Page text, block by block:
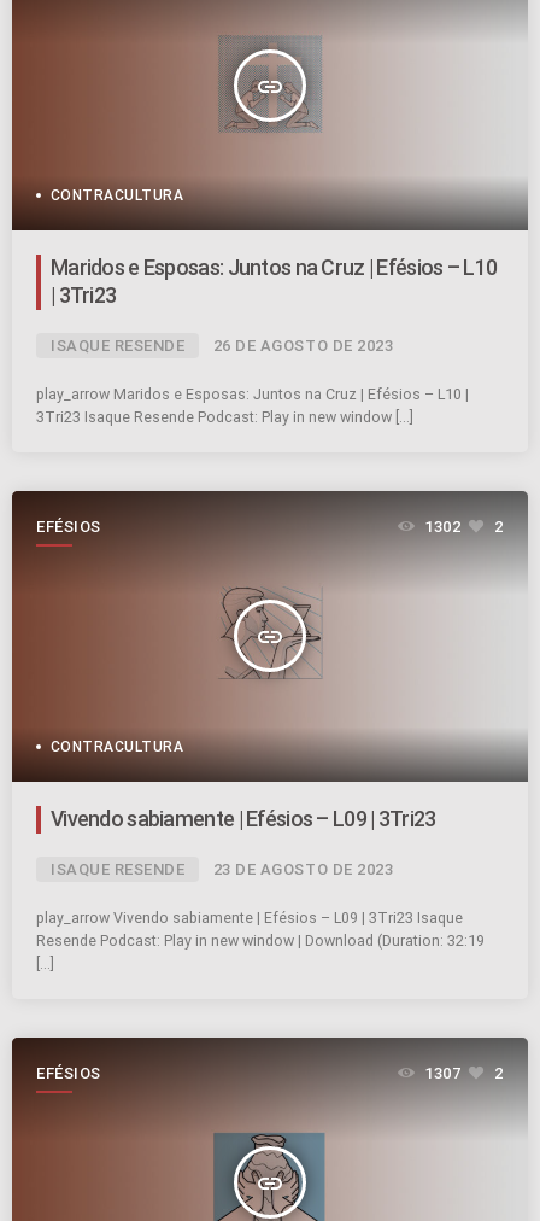
insert_link
CONTRACULTURA
Maridos e Esposas: Juntos na Cruz | Efésios – L10
| 3Tri23
ISAQUE RESENDE 26 DE AGOSTO DE 2023
play_arrow Maridos e Esposas: Juntos na Cruz | Efésios – L10 |
3Tri23 Isaque Resende Podcast: Play in new window […]
EFÉSIOS
insert_link
1302 2
CONTRACULTURA
Vivendo sabiamente | Efésios – L09 | 3Tri23
ISAQUE RESENDE 23 DE AGOSTO DE 2023
play_arrow Vivendo sabiamente | Efésios – L09 | 3Tri23 Isaque
Resende Podcast: Play in new window | Download (Duration: 32:19
[…]
EFÉSIOS
insert_link
1307 2